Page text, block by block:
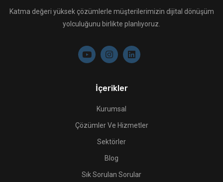
Katma değeri yüksek çözümlerle müşterilerimizin dijital dönüşüm
yolculuğunu birlikte planlıyoruz.
İçerikler
Kurumsal
Çözümler Ve Hizmetler
Sektörler
Blog
Sık Sorulan Sorular